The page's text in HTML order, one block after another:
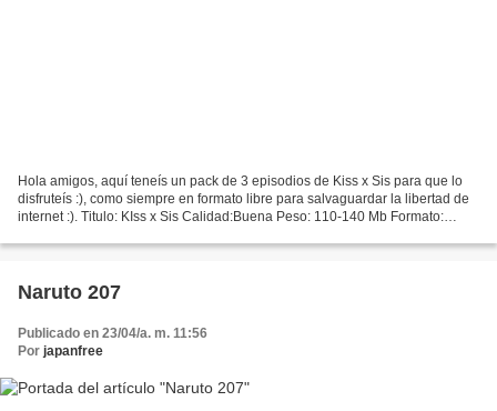
Hola amigos, aquí teneís un pack de 3 episodios de Kiss x Sis para que lo
disfruteís :), como siempre en formato libre para salvaguardar la libertad de
internet :). Titulo: KIss x Sis Calidad:Buena Peso: 110-140 Mb Formato:
Naruto 207
Publicado en 23/04/a. m. 11:56
Por japanfree